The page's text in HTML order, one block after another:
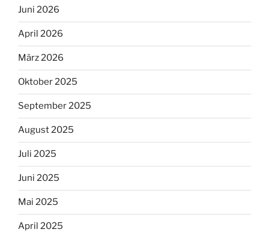
Juni 2026
April 2026
März 2026
Oktober 2025
September 2025
August 2025
Juli 2025
Juni 2025
Mai 2025
April 2025